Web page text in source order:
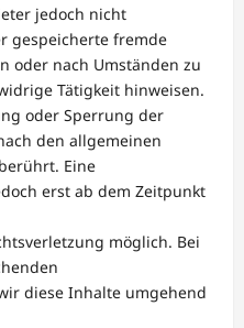
jedoch nicht
gespeicherte fremde
oder nach Umständen zu
Tätigkeit hinweisen.
oder Sperrung der
den allgemeinen
Eine
erst ab dem Zeitpunkt
möglich. Bei
diese Inhalte umgehend